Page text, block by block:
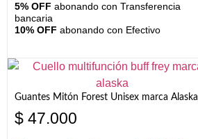
5% OFF abonando con Transferencia
bancaria
10% OFF abonando con Efectivo
Guantes Mitón Forest Unisex marca Alaska
$ 47.000